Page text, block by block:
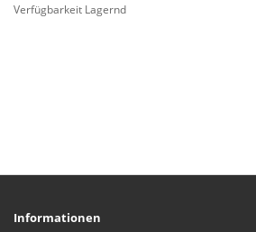
Verfügbarkeit Lagernd
Informationen